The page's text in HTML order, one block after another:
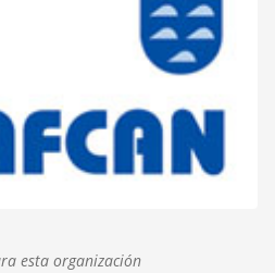
esta organización